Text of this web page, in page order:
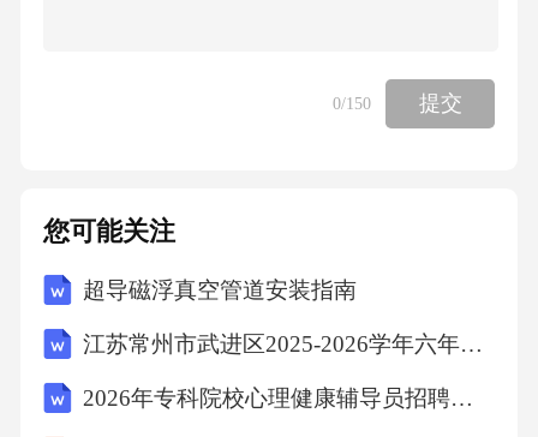
中心岩层新、两翼老），通过课本“褶皱构造对
比表”对比两者的形态、岩层新老关系、地貌表
让学生识别背斜、向斜，并判断岩层新老关
系，强化对核心概念的理解。
###3.褶皱案例分析（20分钟）
0/150 提交
您可能关注
超导磁浮真空管道安装指南
江苏常州市武进区2025-2026学年六年级上学期期末语文试题（文字版含答案）
2026年专科院校心理健康辅导员招聘考试笔试试题（含答案）